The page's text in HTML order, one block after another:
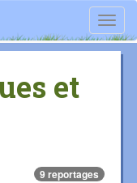
et
9 reportages